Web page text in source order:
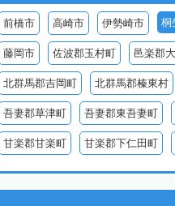
前橋市 高崎市 伊勢崎市 桐
藤岡市 佐波郡玉村町 邑楽郡
北群馬郡吉岡町 北群馬郡榛東村
吾妻郡草津町 吾妻郡東吾妻町
甘楽郡甘楽町 甘楽郡下仁田町